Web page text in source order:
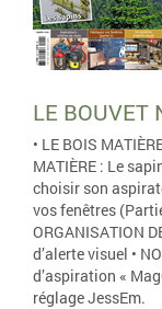
LE BOUVET
• LE BOIS
MATIÈRE : Le
choisir son
vos fenêtres
ORGANISATION
d’alerte visuel •
d’aspiration «
réglage JessEm.